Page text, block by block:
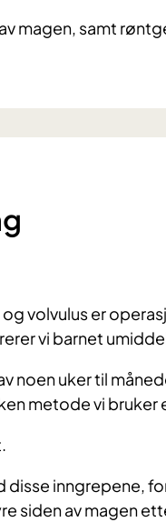
magen, samt
volvulus er
vi barnet
noen uker til
metode vi bruker
disse inngrepene,
siden av magen